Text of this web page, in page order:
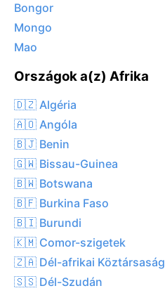
Bongor
Mongo
Mao
Országok a(z) Afrika
🇩🇿 Algéria
🇦🇴 Angóla
🇧🇯 Benin
🇬🇼 Bissau-Guinea
🇧🇼 Botswana
🇧🇫 Burkina Faso
🇧🇮 Burundi
🇰🇲 Comor-szigetek
🇿🇦 Dél-afrikai Köztársaság
🇸🇸 Dél-Szudán